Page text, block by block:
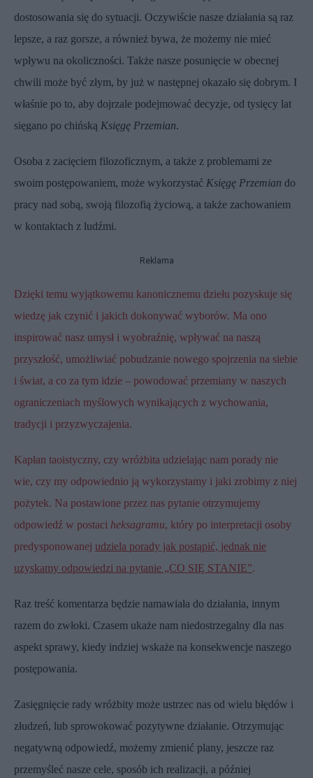
dostosowania się do sytuacji. Oczywiście nasze działania są raz
lepsze, a raz gorsze, a również bywa, że możemy nie mieć
wpływu na okoliczności. Także nasze posunięcie w obecnej
chwili może być złym, by już w następnej okazało się dobrym. I
właśnie po to, aby dojrzale podejmować decyzje, od tysięcy lat
sięgano po chińską Księgę Przemian.
Osoba z zacięciem filozoficznym, a także z problemami ze
swoim postępowaniem, może wykorzystać Księgę Przemian do
pracy nad sobą, swoją filozofią życiową, a także zachowaniem
w kontaktach z ludźmi.
Reklama
Dzięki temu wyjątkowemu kanonicznemu dziełu pozyskuje się
wiedzę jak czynić i jakich dokonywać wyborów. Ma ono
inspirować nasz umysł i wyobraźnię, wpływać na naszą
przyszłość, umożliwiać pobudzanie nowego spojrzenia na siebie
i świat, a co za tym idzie – powodować przemiany w naszych
ograniczeniach myślowych wynikających z wychowania,
tradycji i przyzwyczajenia.
Kapłan taoistyczny, czy wróżbita udzielając nam porady nie
wie, czy my odpowiednio ją wykorzystamy i jaki zrobimy z niej
pożytek. Na postawione przez nas pytanie otrzymujemy
odpowiedź w postaci heksagramu, który po interpretacji osoby
predysponowanej udziela porady jak postąpić, jednak nie
uzyskamy odpowiedzi na pytanie „CO SIĘ STANIE”.
Raz treść komentarza będzie namawiała do działania, innym
razem do zwłoki. Czasem ukaże nam niedostrzegalny dla nas
aspekt sprawy, kiedy indziej wskaże na konsekwencje naszego
postępowania.
Zasięgnięcie rady wróżbity może ustrzec nas od wielu błędów i
złudzeń, lub sprowokować pozytywne działanie. Otrzymując
negatywną odpowiedź, możemy zmienić plany, jeszcze raz
przemyśleć nasze cele, sposób ich realizacji, a później